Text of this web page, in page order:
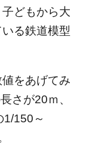
どもから大
る鉄道模型
をあげてみ
さが20ｍ、
1/150～